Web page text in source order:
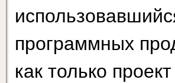
программных
как только